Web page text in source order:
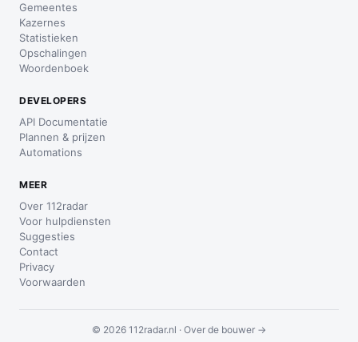
Gemeentes
Kazernes
Statistieken
Opschalingen
Woordenboek
DEVELOPERS
API Documentatie
Plannen & prijzen
Automations
MEER
Over 112radar
Voor hulpdiensten
Suggesties
Contact
Privacy
Voorwaarden
© 2026 112radar.nl · Over de bouwer →